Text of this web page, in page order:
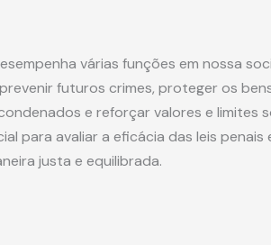
várias funções em nossa
futuros crimes, proteger os
e reforçar valores e limites
para avaliar a eficácia das leis penais
justa e equilibrada.